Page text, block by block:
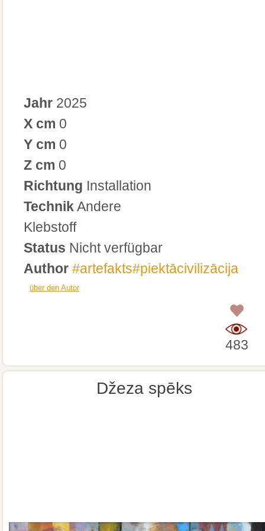
Jahr 2025
X cm 0
Y cm 0
Z cm 0
Richtung Installation
TechnikAndere
Klebstoff
Status Nicht verfügbar
Author #artefakts#piektācivilizācija
über den Autor
483
Džeza spēks